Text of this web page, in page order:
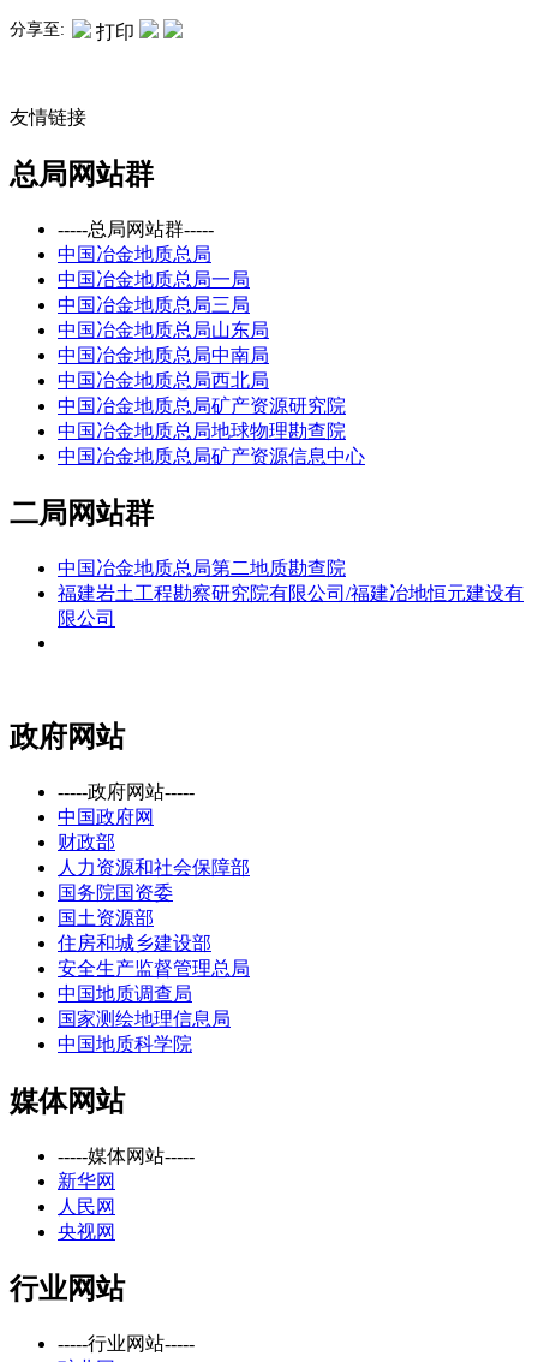
分享至: 打印
友情链接
总局网站群
-----总局网站群-----
中国冶金地质总局
中国冶金地质总局一局
中国冶金地质总局三局
中国冶金地质总局山东局
中国冶金地质总局中南局
中国冶金地质总局西北局
中国冶金地质总局矿产资源研究院
中国冶金地质总局地球物理勘查院
中国冶金地质总局矿产资源信息中心
二局网站群
中国冶金地质总局第二地质勘查院
福建岩土工程勘察研究院有限公司/福建冶地恒元建设有
限公司
政府网站
-----政府网站-----
中国政府网
财政部
人力资源和社会保障部
国务院国资委
国土资源部
住房和城乡建设部
安全生产监督管理总局
中国地质调查局
国家测绘地理信息局
中国地质科学院
媒体网站
-----媒体网站-----
新华网
人民网
央视网
行业网站
-----行业网站-----